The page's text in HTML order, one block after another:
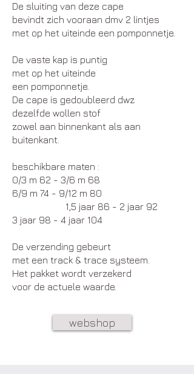
De sluiting van deze cape
bevindt zich vooraan dmv 2 lintjes
met op het uiteinde een pomponnetje.
De vaste kap is puntig
met op het uiteinde
een pomponnetje.
De cape is gedoubleerd dwz
dezelfde wollen stof
zowel aan binnenkant als aan
buitenkant.
beschikbare maten :
0/3 m 62 - 3/6 m 68
6/9 m 74 - 9/12 m 80
1,5 jaar 86 - 2 jaar 92
3 jaar 98 - 4 jaar 104
De verzending gebeurt
met een track & trace systeem.
Het pakket wordt verzekerd
voor de actuele waarde.
webshop